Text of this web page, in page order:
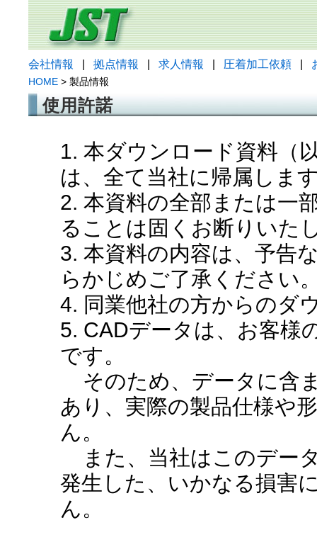
会社情報 拠点情報 求人情報 圧着加工依頼
HOME > 製品情報
使用許諾
1. 本ダウンロード資料（
は、全て当社に帰属しま
2. 本資料の全部または一
ることは固くお断りいた
3. 本資料の内容は、予告
らかじめご了承ください
4. 同業他社の方からのダ
5. CADデータは、お客様
です。
そのため、データに含
あり、実際の製品仕様や
ん。
また、当社はこのデー
発生した、いかなる損害
ん。